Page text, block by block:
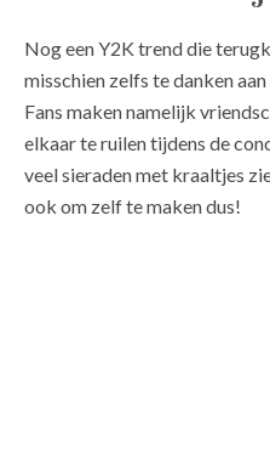
Nog een Y2K trend die
misschien zelfs te danken
Fans maken namelijk
elkaar te ruilen tijdens de
veel sieraden met kraaltjes
ook om zelf te maken dus!